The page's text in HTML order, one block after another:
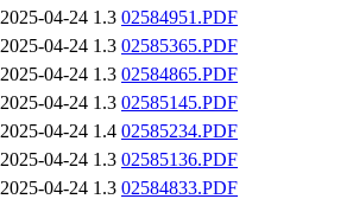
2025-04-24 1.3 02584951.PDF
2025-04-24 1.3 02585365.PDF
2025-04-24 1.3 02584865.PDF
2025-04-24 1.3 02585145.PDF
2025-04-24 1.4 02585234.PDF
2025-04-24 1.3 02585136.PDF
2025-04-24 1.3 02584833.PDF